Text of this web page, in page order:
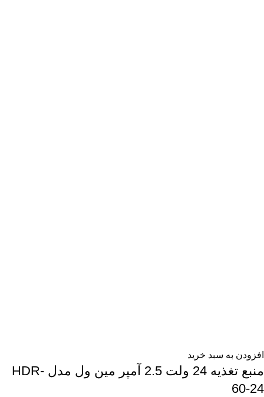
افزودن به سبد خرید
منبع تغذیه 24 ولت 2.5 آمپر مین ول مدل HDR-
60-24